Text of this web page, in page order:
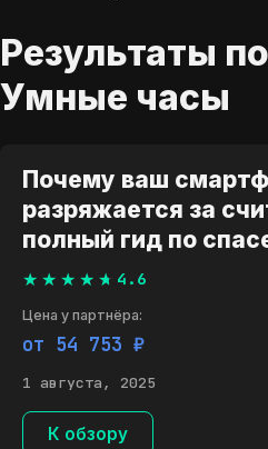
Результаты
Умные часы
Почему ваш
разряжается за
полный гид по
4.6
Цена у партнёра:
от 54 753 ₽
1 августа, 2025
К обзору